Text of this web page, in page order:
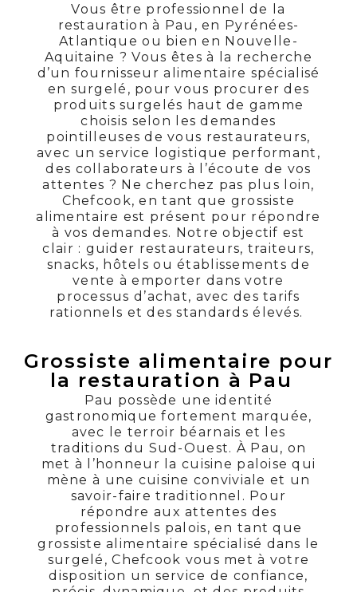
Vous être professionnel de la
restauration à Pau, en Pyrénées-
Atlantique ou bien en Nouvelle-
Aquitaine ? Vous êtes à la recherche
d’un fournisseur alimentaire spécialisé
en surgelé, pour vous procurer des
produits surgelés haut de gamme
choisis selon les demandes
pointilleuses de vous restaurateurs,
avec un service logistique performant,
des collaborateurs à l’écoute de vos
attentes ? Ne cherchez pas plus loin,
Chefcook, en tant que grossiste
alimentaire est présent pour répondre
à vos demandes. Notre objectif est
clair : guider restaurateurs, traiteurs,
snacks, hôtels ou établissements de
vente à emporter dans votre
processus d’achat, avec des tarifs
rationnels et des standards élevés.
Grossiste alimentaire pour
la restauration à Pau
Pau possède une identité
gastronomique fortement marquée,
avec le terroir béarnais et les
traditions du Sud-Ouest. À Pau, on
met à l’honneur la cuisine paloise qui
mène à une cuisine conviviale et un
savoir-faire traditionnel. Pour
répondre aux attentes des
professionnels palois, en tant que
grossiste alimentaire spécialisé dans le
surgelé, Chefcook vous met à votre
disposition un service de confiance,